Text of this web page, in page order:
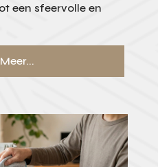
een sfeervolle en